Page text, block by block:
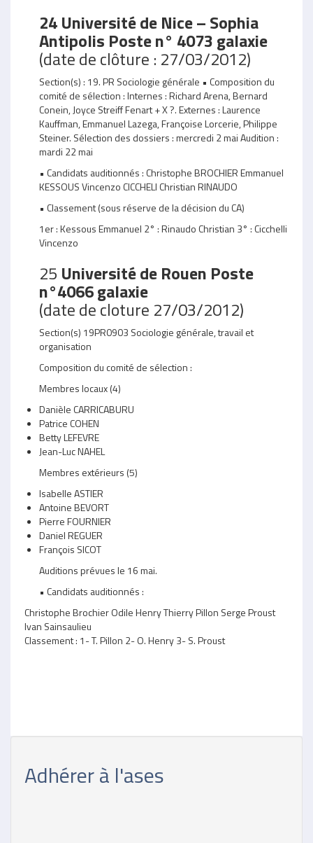
24 Université de Nice – Sophia
Antipolis Poste n° 4073 galaxie
(date de clôture : 27/03/2012)
Section(s) : 19. PR Sociologie générale • Composition du
comité de sélection : Internes : Richard Arena, Bernard
Conein, Joyce Streiff Fenart + X ?. Externes : Laurence
Kauffman, Emmanuel Lazega, Françoise Lorcerie, Philippe
Steiner. Sélection des dossiers : mercredi 2 mai Audition :
mardi 22 mai
• Candidats auditionnés : Christophe BROCHIER Emmanuel
KESSOUS Vincenzo CICCHELI Christian RINAUDO
• Classement (sous réserve de la décision du CA)
1er : Kessous Emmanuel 2° : Rinaudo Christian 3° : Cicchelli
Vincenzo
25 Université de Rouen Poste
n°4066 galaxie
(date de cloture 27/03/2012)
Section(s) 19PR0903 Sociologie générale, travail et
organisation
Composition du comité de sélection :
Membres locaux (4)
Danièle CARRICABURU
Patrice COHEN
Betty LEFEVRE
Jean-Luc NAHEL
Membres extérieurs (5)
Isabelle ASTIER
Antoine BEVORT
Pierre FOURNIER
Daniel REGUER
François SICOT
Auditions prévues le 16 mai.
• Candidats auditionnés :
Christophe Brochier Odile Henry Thierry Pillon Serge Proust
Ivan Sainsaulieu
Classement : 1- T. Pillon 2- O. Henry 3- S. Proust
Adhérer à l'ases